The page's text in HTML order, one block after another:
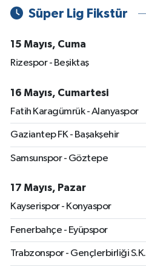
Süper Lig Fikstür
15 Mayıs, Cuma
Rizespor - Beşiktaş
16 Mayıs, Cumartesi
Fatih Karagümrük - Alanyaspor
Gaziantep FK - Başakşehir
Samsunspor - Göztepe
17 Mayıs, Pazar
Kayserispor - Konyaspor
Fenerbahçe - Eyüpspor
Trabzonspor - Gençlerbirliği S.K.